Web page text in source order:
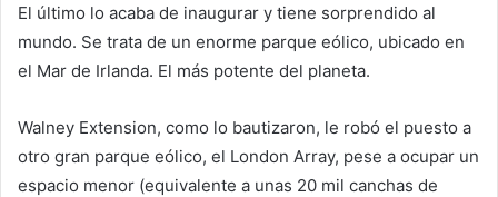
El último lo acaba de inaugurar y tiene sorprendido al
mundo. Se trata de un enorme parque eólico, ubicado en
el Mar de Irlanda. El más potente del planeta.
Walney Extension, como lo bautizaron, le robó el puesto a
otro gran parque eólico, el London Array, pese a ocupar un
espacio menor (equivalente a unas 20 mil canchas de